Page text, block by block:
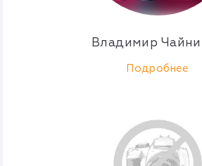
Владимир
Подробнее